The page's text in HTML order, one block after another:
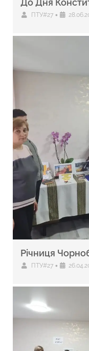
До Дня
ПТУ#27 •
Річниця
ПТУ#27 •